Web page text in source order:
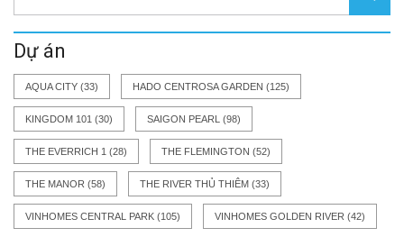
Dự án
AQUA CITY (33) HADO CENTROSA GARDEN (125)
KINGDOM 101 (30) SAIGON PEARL (98)
THE EVERRICH 1 (28) THE FLEMINGTON (52)
THE MANOR (58) THE RIVER THỦ THIÊM (33)
VINHOMES CENTRAL PARK (105) VINHOMES GOLDEN RIVER (42)